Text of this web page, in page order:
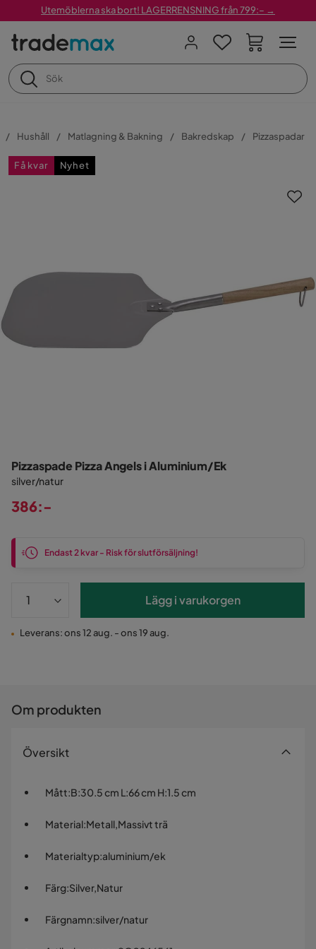
Utemöblerna ska bort! LAGERRENSNING från 799:– →
Hushåll Matlagning & Bakning Bakredskap Pizzaspadar
Få kvar Nyhet
Pizzaspade Pizza Angels i Aluminium/Ek
silver/natur
386:-
Endast 2 kvar - Risk för slutförsäljning!
Lägg i varukorgen
Leverans: ons 12 aug. - ons 19 aug.
Om produkten
Översikt
Mått:B:30.5 cm L:66 cm H:1.5 cm
Material:Metall,Massivt trä
Materialtyp:aluminium/ek
Färg:Silver,Natur
Färgnamn:silver/natur